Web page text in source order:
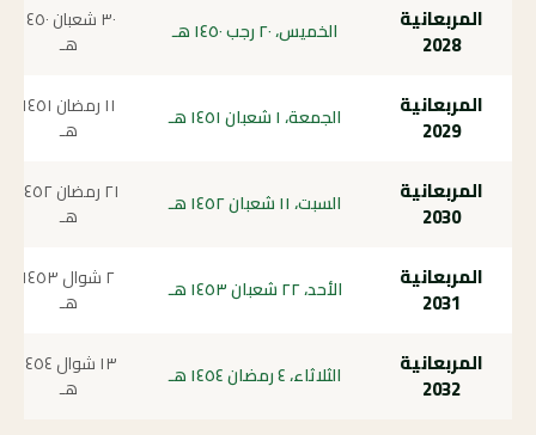
المربعانية
2028 الخميس، ٢٠ رجب ١٤٥٠ هـ
٣٠ شعبان ١٤٥٠
هـ
المربعانية
2029 الجمعة، ١ شعبان ١٤٥١ هـ
١١ رمضان ١٤٥١
هـ
المربعانية
2030 السبت، ١١ شعبان ١٤٥٢ هـ
٢١ رمضان ١٤٥٢
هـ
المربعانية
2031 الأحد، ٢٢ شعبان ١٤٥٣ هـ
٢ شوال ١٤٥٣
هـ
المربعانية
2032 الثلاثاء، ٤ رمضان ١٤٥٤ هـ
١٣ شوال ١٤٥٤
هـ